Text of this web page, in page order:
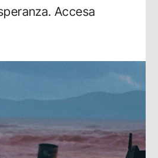
Accesa